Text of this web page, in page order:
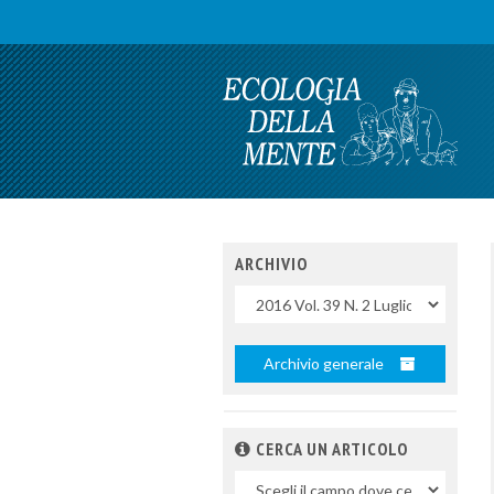
ARCHIVIO
Archivio generale
CERCA UN ARTICOLO